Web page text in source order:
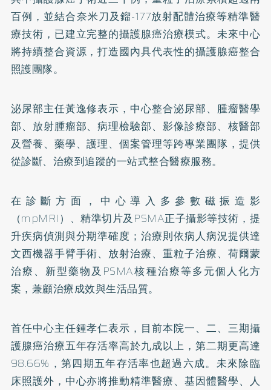
百例，並結合奈米刀及鎦-177放射配體治療等精準醫
療技術，已建立完整的攝護腺癌治療模式。未來中心
將持續整合資源，打造國內具代表性的攝護腺癌整合
照護團隊。
泌尿部主任黃逸修表示，中心整合泌尿部、腫瘤醫學
部、放射腫瘤部、病理檢驗部、影像診療部、核醫部
及營養、藥學、護理、個案管理等跨專業團隊，提供
從診斷、治療到追蹤的一站式整合醫療服務。
在診斷方面，中心導入多參數磁振造影
（mpMRI）、精準切片及PSMA正子攝影等技術，提
升疾病偵測與分期準確度；治療則依病人病況提供達
文西機器手臂手術、放射治療、重粒子治療、荷爾蒙
治療、新型藥物及PSMA核種治療等多元個人化方
案，兼顧治療成效與生活品質。
首任中心主任鍾孝仁表示，目前本院一、二、三期攝
護腺癌治療五年存活率高於九成以上，第二期更高達
98.66%，第四期五年存活率也超過六成。未來除臨
床照護外，中心亦將推動精準醫療、基因體醫學、人